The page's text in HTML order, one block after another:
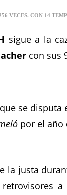
VECES. CON 14
sigue a la
con sus
se disputa
por el año
la justa